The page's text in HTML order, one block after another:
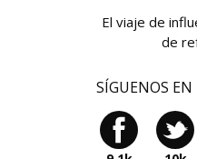
El viaje de
de
SÍGUENOS EN